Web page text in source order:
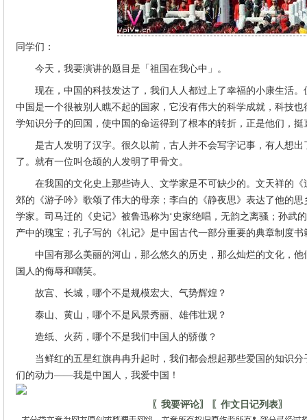
同学们：
今天，我要演讲的题目是「祖国在我心中」。
现在，中国的科技发达了，我们人人都过上了幸福的小康生活。
中国是一个很被别人瞧不起的国家，它没有伟大的科学成就，科技
学知识分子的回国，使中国的命运得到了根本的转折，正是他们，
是古人发明了汉字。很久以前，古人并不会写字记事，有人想出
了。就有一位叫仓颉的人发明了甲骨文。
在我国的文化史上那些诗人、文学家是不可缺少的。文天祥的《
郊的《游子吟》歌颂了伟大的母亲；李白的《静夜思》表达了他的
学家。司马迁的《史记》被鲁迅称为‘史家绝唱，无韵之离骚；孙武
产中的瑰宝；孔子写的《礼记》是中国古代一部分重要的典章制度
中国有那么美丽的河山，那么悠久的历史，那么灿烂的文化，他
国人的侮辱和嘲笑。
故宫、长城，哪个不是规模宏大、气势辉煌？
泰山、黄山，哪个不是风景秀丽、雄伟壮观？
造纸、火药，哪个不是我们中国人的骄傲？
当鲜红的五星红旗冉冉升起时，我们都会想起那些爱国的知识分
们的动力——我是中国人，我爱中国！
〖我要评论〗 〖作文日记列表〗